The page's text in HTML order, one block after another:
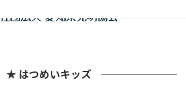
★ はつめいキッズ